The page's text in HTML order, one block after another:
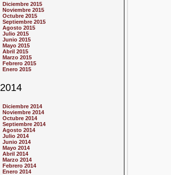
Diciembre 2015
Noviembre 2015
Octubre 2015
Septiembre 2015
Agosto 2015
Julio 2015
Junio 2015
Mayo 2015
Abril 2015
Marzo 2015
Febrero 2015
Enero 2015
2014
Diciembre 2014
Noviembre 2014
Octubre 2014
Septiembre 2014
Agosto 2014
Julio 2014
Junio 2014
Mayo 2014
Abril 2014
Marzo 2014
Febrero 2014
Enero 2014